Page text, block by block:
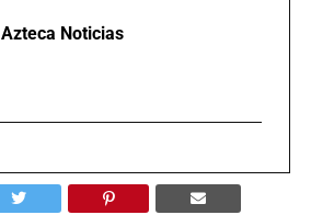
Azteca Noticias